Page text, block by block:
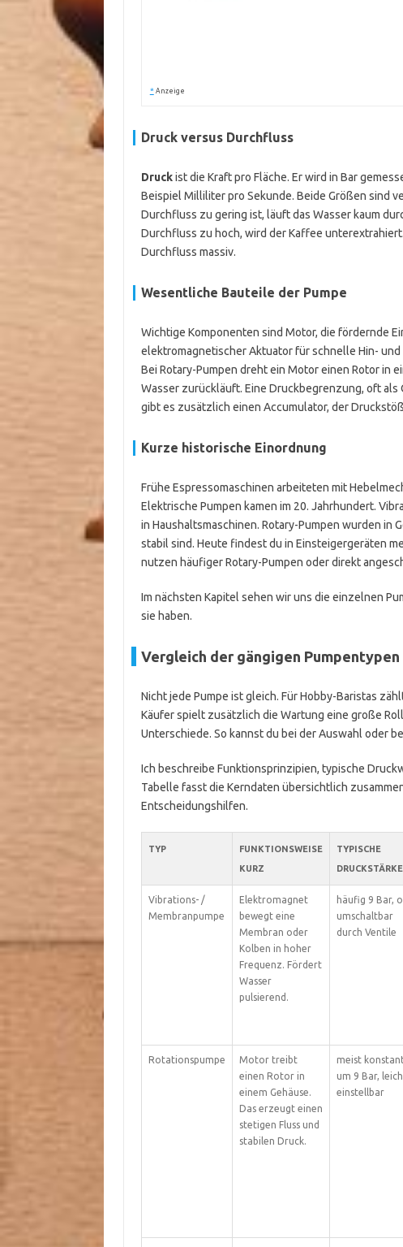
* Anzeige
Druck versus Durchfluss
Druckist die Kraft pro Fläche. Er wird in Bar
Beispiel Milliliter pro Sekunde. Beide Größen sind
Durchfluss zu gering ist, läuft das Wasser kaum
Durchfluss zu hoch, wird der Kaffee
Durchfluss massiv.
Wesentliche Bauteile der Pumpe
Wichtige Komponenten sind Motor, die fördernde
elektromagnetischer Aktuator für schnelle Hin-
Bei Rotary-Pumpen dreht ein Motor einen Rotor in
Wasser zurückläuft. Eine Druckbegrenzung, oft
gibt es zusätzlich einen Accumulator, der
Kurze historische Einordnung
Frühe Espressomaschinen arbeiteten mit
Elektrische Pumpen kamen im 20. Jahrhundert.
in Haushaltsmaschinen. Rotary-Pumpen wurden in
stabil sind. Heute findest du in Einsteigergeräten
nutzen häufiger Rotary-Pumpen oder direkt
Im nächsten Kapitel sehen wir uns die einzelnen
sie haben.
Vergleich der gängigen Pumpentypen
Nicht jede Pumpe ist gleich. Für Hobby-Baristas
Käufer spielt zusätzlich die Wartung eine große
Unterschiede. So kannst du bei der Auswahl oder
Ich beschreibe Funktionsprinzipien, typische
Tabelle fasst die Kerndaten übersichtlich
Entscheidungshilfen.
TYP
FUNKTIONSWEISE
KURZ
TYPISCHE
DRUCKSTÄRKE
Vibrations- /
Membranpumpe
Elektromagnet
bewegt eine
Membran oder
Kolben in hoher
Frequenz. Fördert
Wasser
pulsierend.
häufig 9 Bar,
umschaltbar
durch Ventile
Rotationspumpe
Motor treibt
einen Rotor in
einem Gehäuse.
Das erzeugt einen
stetigen Fluss und
stabilen Druck.
meist
um 9 Bar,
einstellbar